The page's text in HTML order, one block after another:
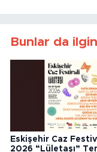
Bunlar da
Eskişehir Caz
2026 “Lületaşı”